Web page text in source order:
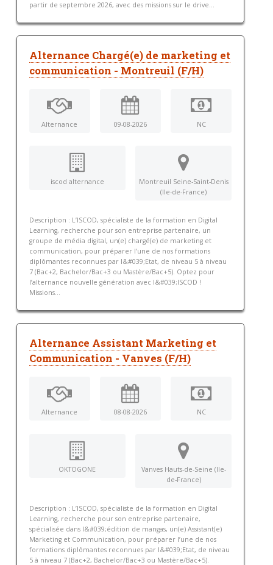
partir de septembre 2026, avec des missions sur le drive...
Alternance Chargé(e) de marketing et
communication - Montreuil (F/H)
Alternance 09-08-2026 NC
iscod alternance
Montreuil Seine-Saint-Denis
(Ile-de-France)
Description : L’ISCOD, spécialiste de la formation en Digital
Learning, recherche pour son entreprise partenaire, un
groupe de média digital, un(e) chargé(e) de marketing et
communication, pour préparer l’une de nos formations
diplômantes reconnues par l&#039;Etat, de niveau 5 à niveau
7 (Bac+2, Bachelor/Bac+3 ou Mastère/Bac+5). Optez pour
l’alternance nouvelle génération avec l&#039;ISCOD !
Missions...
Alternance Assistant Marketing et
Communication - Vanves (F/H)
Alternance 08-08-2026 NC
OKTOGONE
Vanves Hauts-de-Seine (Ile-
de-France)
Description : L’ISCOD, spécialiste de la formation en Digital
Learning, recherche pour son entreprise partenaire,
spécialisée dans l&#039;édition de mangas, un(e) Assistant(e)
Marketing et Communication, pour préparer l’une de nos
formations diplômantes reconnues par l&#039;Etat, de niveau
5 à niveau 7 (Bac+2, Bachelor/Bac+3 ou Mastère/Bac+5).